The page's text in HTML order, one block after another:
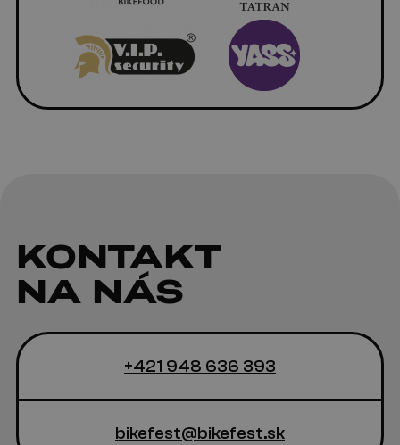
KONTAKT
NA NÁS
+421 948 636 393
bikefest@bikefest.sk